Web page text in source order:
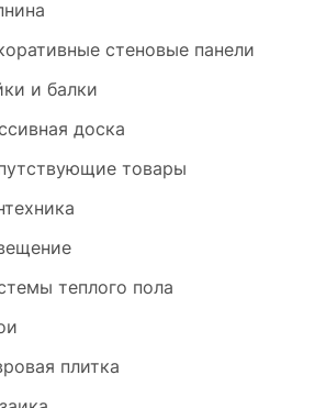
стеновые панели
и балки
доска
товары
теплого пола
плитка